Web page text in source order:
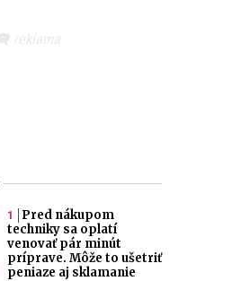
Pred nákupom
techniky sa oplatí
venovať pár minút
príprave. Môže to ušetriť
peniaze aj sklamanie